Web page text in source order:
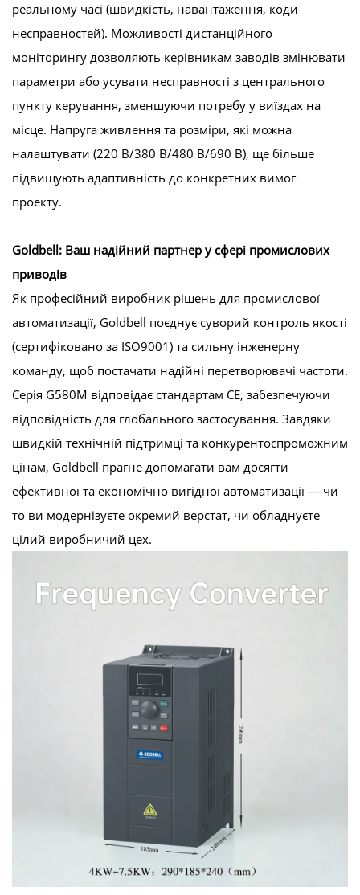
реальному часі (швидкість, навантаження, коди
несправностей). Можливості дистанційного
моніторингу дозволяють керівникам заводів змінювати
параметри або усувати несправності з центрального
пункту керування, зменшуючи потребу у виїздах на
місце. Напруга живлення та розміри, які можна
налаштувати (220 В/380 В/480 В/690 В), ще більше
підвищують адаптивність до конкретних вимог
проекту.
Goldbell: Ваш надійний партнер у сфері промислових
приводів
Як професійний виробник рішень для промислової
автоматизації, Goldbell поєднує суворий контроль якості
(сертифіковано за ISO9001) та сильну інженерну
команду, щоб постачати надійні перетворювачі частоти.
Серія G580M відповідає стандартам CE, забезпечуючи
відповідність для глобального застосування. Завдяки
швидкій технічній підтримці та конкурентоспроможним
цінам, Goldbell прагне допомагати вам досягти
ефективної та економічно вигідної автоматизації — чи
то ви модернізуєте окремий верстат, чи обладнуєте
цілий виробничий цех.